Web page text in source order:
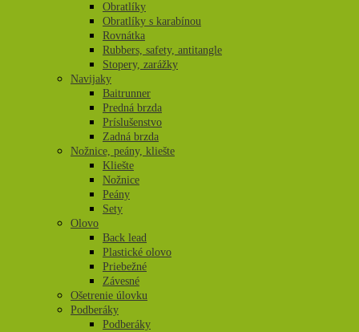
Obratlíky
Obratlíky s karabínou
Rovnátka
Rubbers, safety, antitangle
Stopery, zarážky
Navijaky
Baitrunner
Predná brzda
Príslušenstvo
Zadná brzda
Nožnice, peány, kliešte
Kliešte
Nožnice
Peány
Sety
Olovo
Back lead
Plastické olovo
Priebežné
Závesné
Ošetrenie úlovku
Podberáky
Podberáky